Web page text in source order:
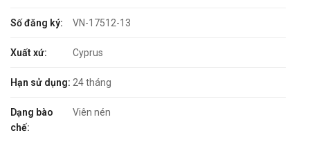
Số đăng ký: VN-17512-13
Xuất xứ: Cyprus
Hạn sử dụng: 24 tháng
Dạng bào
chế:
Viên nén